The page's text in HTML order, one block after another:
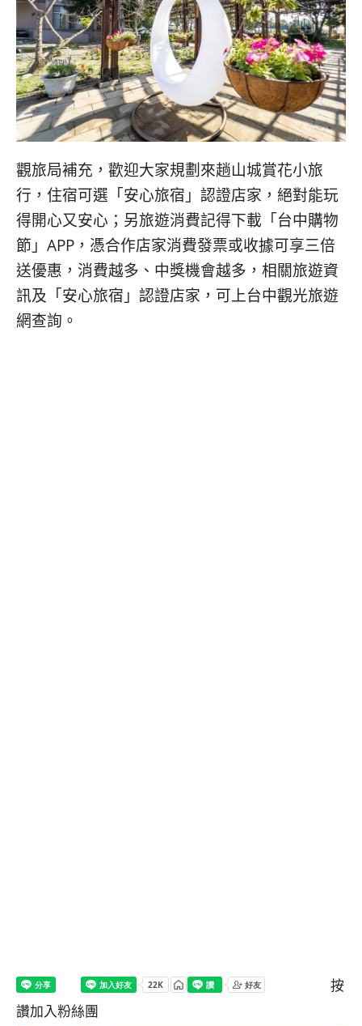
觀旅局補充，歡迎大家規劃來趟山城賞花小旅
行，住宿可選「安心旅宿」認證店家，絕對能玩
得開心又安心；另旅遊消費記得下載「台中購物
節」APP，憑合作店家消費發票或收據可享三倍
送優惠，消費越多、中獎機會越多，相關旅遊資
訊及「安心旅宿」認證店家，可上台中觀光旅遊
網查詢。
按
讚加入粉絲團